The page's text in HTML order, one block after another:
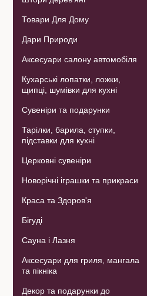
Товари Для Дому
Дари Природи
Аксесуари салону автомобіля
Кухарські лопатки, ложки,
щипці, шумівки для кухні
Сувеніри та подарунки
Тарілки, барила, ступки,
підставки для кухні
Церковні сувеніри
Новорічні іграшки та прикраси
Краса та Здоров'я
Бігуді
Сауна і Лазня
Аксесуари для гриля, мангала
та пікніка
Декор та подарунки до